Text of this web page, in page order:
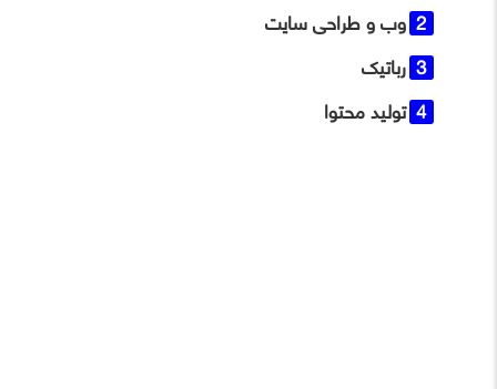
وب و طراحی سایت
رباتیک
تولید محتوا